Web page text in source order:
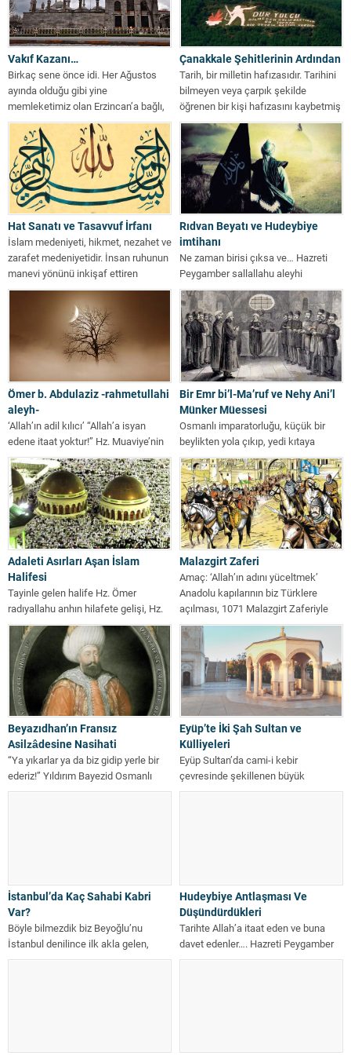
Vakıf Kazanı…
Birkaç sene önce idi. Her Ağustos
ayında olduğu gibi yine
memleketimiz olan Erzincan’a bağlı,
Kemah’ın...
Çanakkale Şehitlerinin Ardından
Tarih, bir milletin hafızasıdır. Tarihini
bilmeyen veya çarpık şekilde
öğrenen bir kişi hafızasını kaybetmiş
gibidir,...
Hat Sanatı ve Tasavvuf İrfanı
İslam medeniyeti, hikmet, nezahet ve
zarafet medeniyetidir. İnsan ruhunun
manevi yönünü inkişaf ettiren
tasavvuf irfanı...
Rıdvan Beyatı ve Hudeybiye
imtihanı
Ne zaman birisi çıksa ve… Hazreti
Peygamber sallallahu aleyhi
vesellemin Mekke’den Medine’ye
hicreti altıncı yılını...
Ömer b. Abdulaziz -rahmetullahi
aleyh-
‘Allah’ın adil kılıcı’ “Allah’a isyan
edene itaat yoktur!” Hz. Muaviye’nin
oğlu Yezid’i veliaht tayin etmesiyle...
Bir Emr bi’l-Ma’ruf ve Nehy Ani’l
Münker Müessesi
Osmanlı imparatorluğu, küçük bir
beylikten yola çıkıp, yedi kıtaya
yayılan sınırlara ulaşmış ve gittiği
her...
Adaleti Asırları Aşan İslam
Halifesi
Tayinle gelen halife Hz. Ömer
radıyallahu anhın hilafete gelişi, Hz.
Ebu Bekir’in radıyallahu anhınkinden
farklı...
Malazgirt Zaferi
Amaç: ‘Allah’ın adını yüceltmek’
Anadolu kapılarının biz Türklere
açılması, 1071 Malazgirt Zaferiyle
olmuştur; fakat bu...
Beyazıdhan’ın Fransız
Asilzâdesine Nasihati
“Ya yıkarlar ya da biz gidip yerle bir
ederiz!” Yıldırım Bayezid Osmanlı
tahtına oturunca Çandarlı...
Eyüp’te İki Şah Sultan ve
Külliyeleri
Eyüp Sultan’da cami-i kebir
çevresinde şekillenen büyük
külliyeden sonra ikinci önemli külliye
İstanbul’da Kaç Sahabi Kabri
Var?
Böyle bilmezdik biz Beyoğlu’nu
İstanbul denilince ilk akla gelen,
tepeler üzerine konmuş görkemli
Hudeybiye Antlaşması Ve
Düşündürdükleri
Tarihte Allah’a itaat eden ve buna
davet edenler…. Hazreti Peygamber
sallallahu aleyhi vesellemin